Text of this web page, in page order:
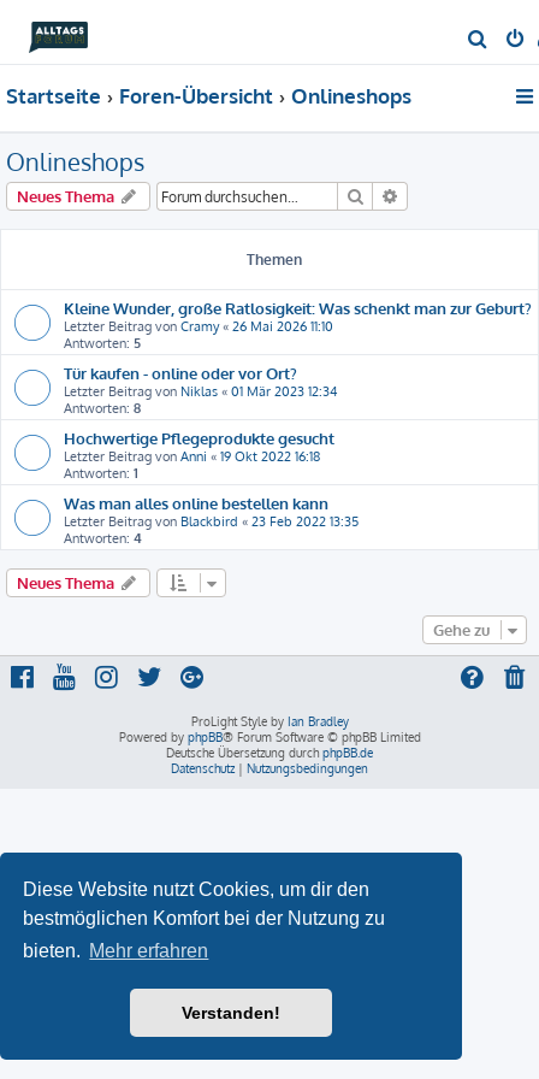
Diese Website nutzt Cookies, um dir den
bestmöglichen Komfort bei der Nutzung zu
bieten. Mehr erfahren
Verstanden!
u
Startseite Foren-Übersicht Onlineshops
Onlineshops
Neues Thema Suche
Themen
Kleine Wunder, große Ratlosigkeit: Was schenkt man zur Geburt?
Letzter Beitrag von Cramy« 26 Mai 2026 11:10
Antworten: 5
Tür kaufen - online oder vor Ort?
Letzter Beitrag von Niklas « 01 Mär 2023 12:34
Antworten: 8
Hochwertige Pflegeprodukte gesucht
Letzter Beitrag von Anni « 19 Okt 2022 16:18
Antworten: 1
Was man alles online bestellen kann
Letzter Beitrag von Blackbird « 23 Feb 2022 13:35
Antworten: 4
Neues Thema
Gehe zu
ProLight Style by Ian Bradley
Powered by phpBB® Forum Software © phpBB Limited
Deutsche Übersetzung durch phpBB.de
Datenschutz | Nutzungsbedingungen